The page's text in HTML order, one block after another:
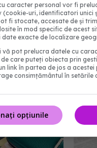
noul
MS,
plus
26 noi
caracter personal vor fi
(cookie-uri, identificatori unici
fi stocate, accesate de și
în mod specific de acest
date exacte de localizare
vă pot prelucra datele cu
care puteți obiecta prin
link în partea de jos a
consimțământul în setările
opțiunile